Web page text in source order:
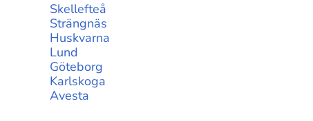
Skellefteå
Strängnäs
Huskvarna
Lund
Göteborg
Karlskoga
Avesta